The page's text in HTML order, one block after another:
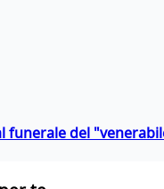
funerale del